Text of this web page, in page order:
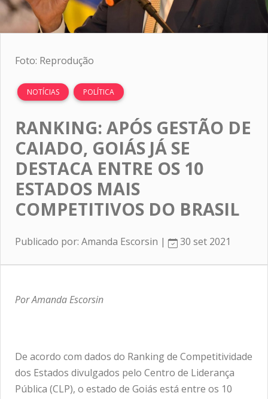
Foto: Reprodução
NOTÍCIAS POLÍTICA
RANKING: APÓS GESTÃO DE
CAIADO, GOIÁS JÁ SE
DESTACA ENTRE OS 10
ESTADOS MAIS
COMPETITIVOS DO BRASIL
Publicado por: Amanda Escorsin | 30 set 2021
Por Amanda Escorsin
De acordo com dados do Ranking de Competitividade
dos Estados divulgados pelo Centro de Liderança
Pública (CLP), o estado de Goiás está entre os 10